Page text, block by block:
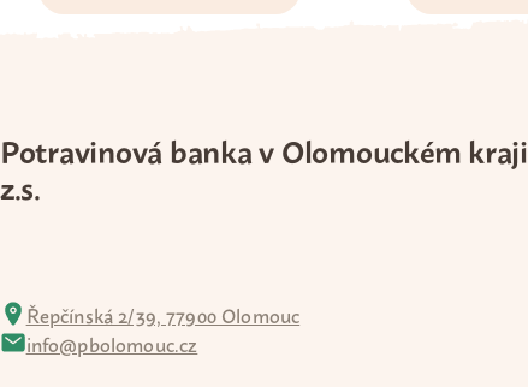
Potravinová banka v Olomouckém kraji
z.s.
Řepčínská 2/39, 77900 Olomouc
info@pbolomouc.cz